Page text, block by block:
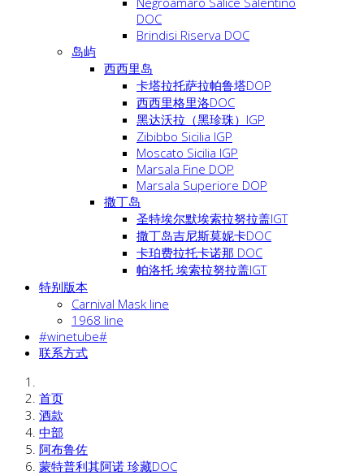
DOC
Brindisi Riserva DOC
岛屿
西西里岛
卡塔拉托萨拉帕鲁塔DOP
西西里格里洛DOC
黑达沃拉（黑珍珠）IGP
Zibibbo Sicilia IGP
Moscato Sicilia IGP
Marsala Fine DOP
Marsala Superiore DOP
撒丁岛
圣特埃尔默埃索拉努拉盖IGT
撒丁岛吉尼斯莫妮卡DOC
卡珀费拉托卡诺那 DOC
帕洛托 埃索拉努拉盖IGT
特别版本
Carnival Mask line
1968 line
#winetube#
联系方式
首页
酒款
中部
阿布鲁佐
蒙特普利其阿诺 珍藏DOC